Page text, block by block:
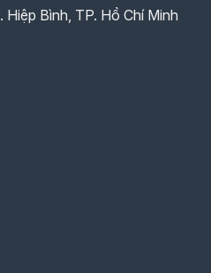
Bình, TP. Hồ Chí Minh